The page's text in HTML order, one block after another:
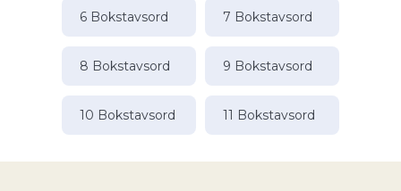
6 Bokstavsord 7 Bokstavsord
8 Bokstavsord 9 Bokstavsord
10 Bokstavsord 11 Bokstavsord